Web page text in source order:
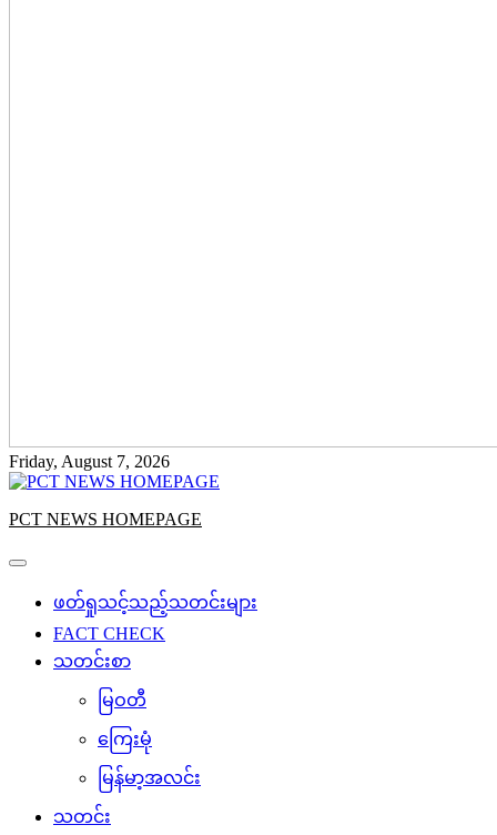
Friday, August 7, 2026
PCT NEWS HOMEPAGE
ဖတ်ရှုသင့်သည့်သတင်းများ
FACT CHECK
သတင်းစာ
မြဝတီ
ကြေးမုံ
မြန်မာ့အလင်း
သတင်း